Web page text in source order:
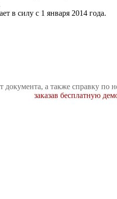
в силу с 1 января 2014 года.
документа, а также справку по
заказав бесплатную